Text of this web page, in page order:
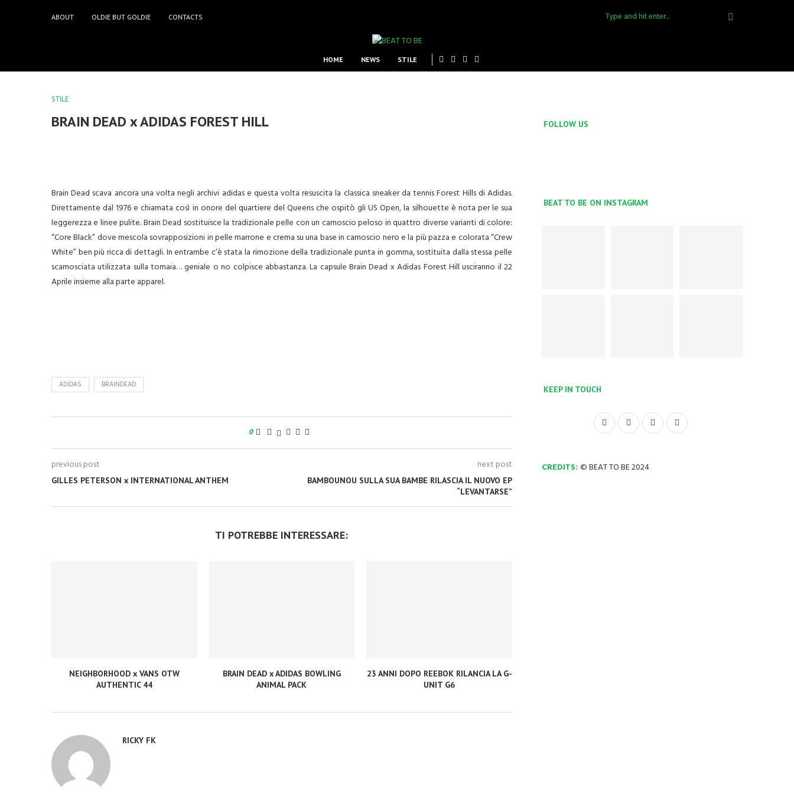
ABOUT OLDIE BUT GOLDIE CONTACTS
HOME NEWS STILE
STILE
BRAIN DEAD x ADIDAS FOREST HILL
Brain Dead scava ancora una volta negli archivi adidas e questa volta resuscita la classica sneaker da tennis Forest Hills di Adidas.
Direttamente dal 1976 e chiamata così in onore del quartiere del Queens che ospitò gli US Open, la silhouette è nota per le sua
leggerezza e linee pulite. Brain Dead sostituisce la tradizionale pelle con un camoscio peloso in quattro diverse varianti di colore:
“Core Black” dove mescola sovrapposizioni in pelle marrone e crema su una base in camoscio nero e la più pazza e colorata “Crew
White” ben più ricca di dettagli. In entrambe c’è stata la rimozione della tradizionale punta in gomma, sostituita dalla stessa pelle
scamosciata utilizzata sulla tomaia… geniale o no colpisce abbastanza. La capsule Brain Dead x Adidas Forest Hill usciranno il 22
Aprile insieme alla parte apparel.
ADIDAS BRAINDEAD
0
previous post
GILLES PETERSON x INTERNATIONAL ANTHEM
next post
BAMBOUNOU SULLA SUA BAMBE RILASCIA IL NUOVO EP
“LEVANTARSE”
TI POTREBBE INTERESSARE:
NEIGHBORHOOD x VANS OTW
AUTHENTIC 44
BRAIN DEAD x ADIDAS BOWLING
ANIMAL PACK
23 ANNI DOPO REEBOK RILANCIA LA G-
UNIT G6
RICKY FK
FOLLOW US
BEAT TO BE ON INSTAGRAM
KEEP IN TOUCH
CREDITS: © BEAT TO BE 2024